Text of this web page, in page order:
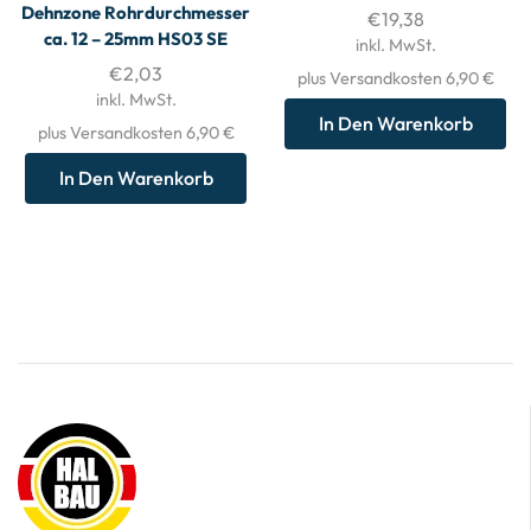
Dehnzone Rohrdurchmesser
ca. 12 – 25mm HS03 SE
€2,03
inkl. MwSt.
plus Versandkosten 6,90 €
In Den Warenkorb
€19,38
inkl. MwSt.
plus Versandkosten 6,90 €
In Den Warenkorb